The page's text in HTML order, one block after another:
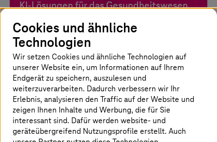
KI-Lösungen für das Gesundheitswesen
Mehr Zeit für Patienten, effizientere Prozesse und
spürbare Entlastung für Fachkräfte.
Mehr erfahren
Health Data Management
Vereinheitlichen Sie Gesundheitsdaten
systemübergreifend, um Versorgung,
Zusammenarbeit und Forschung zu verbessern.
Cookies und ähnliche
Technologien
Wir setzen Cookies und ähnliche Technologien auf
unserer Website ein, um Informationen auf Ihrem
Endgerät zu speichern, auszulesen und
weiterzuverarbeiten. Dadurch verbessern wir Ihr
Erlebnis, analysieren den Traffic auf der Website und
zeigen Ihnen Inhalte und Werbung, die für Sie
interessant sind. Dafür werden website- und
geräteübergreifend Nutzungsprofile erstellt. Auch